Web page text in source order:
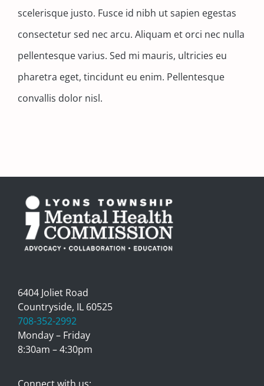
scelerisque justo. Fusce id nibh ut sapien egestas
consectetur sed nec arcu. Aliquam et orci nec nulla
pellentesque varius. Sed mi mauris, ultricies eu
pharetra eget, tincidunt eu enim. Pellentesque
convallis dolor nisl.
6404 Joliet Road
Countryside, IL 60525
708-352-2992
Monday – Friday
8:30am – 4:30pm